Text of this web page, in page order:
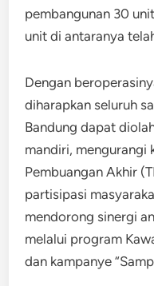
pembangunan 30
unit di antaranya
Dengan
diharapkan seluruh
Bandung dapat
mandiri, mengurangi
Pembuangan Akhir
partisipasi
mendorong sinergi
melalui program
dan kampanye